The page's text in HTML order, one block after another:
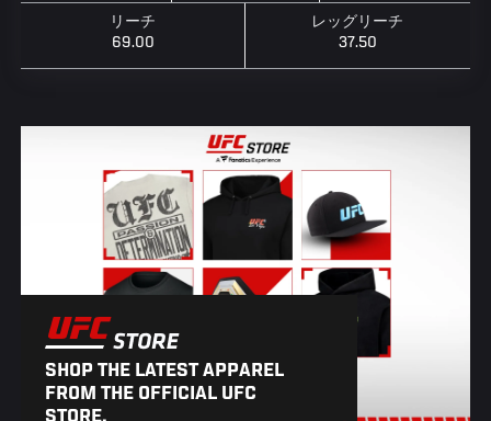
リーチ
69.00
レッグリーチ
37.50
SHOP THE LATEST APPAREL
FROM THE OFFICIAL UFC